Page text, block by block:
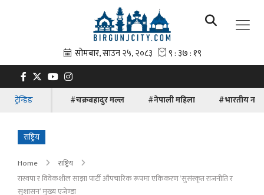
ट्रेन्डिङ #चक्रबहादुर मल्ल #नेपाली महिला #भारतीय
राष्ट्रिय
Home
राष्ट्रिय
रास्वपा र विवेकशील साझा पार्टी औपचारिक रूपमा एकिकरण ‘सुसंस्कृत राजनीति र
सुशासन’ मुख्य एजेण्डा